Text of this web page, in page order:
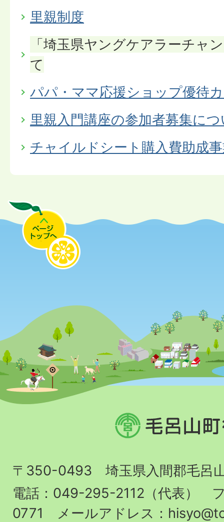
里親制度
「埼玉県ヤングケアラーチャ
て
パパ・ママ応援ショップ優待
里親入門講座の参加者募集に
チャイルドシート購入費助成
毛
呂
町
役
場
〒350-0493 埼玉県入間郡毛呂
電話：049-295-2112（代表）
0771 メールアドレス：